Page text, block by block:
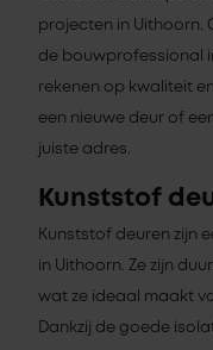
projecten in Uithoorn.
de bouwprofessional
rekenen op kwaliteit
een nieuwe deur of
juiste adres.
Kunststof
Kunststof deuren zijn
in Uithoorn. Ze zijn
wat ze ideaal maakt
Dankzij de goede